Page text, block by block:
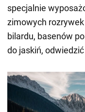
specjalnie
zimowych
bilardu, basenów
do jaskiń,